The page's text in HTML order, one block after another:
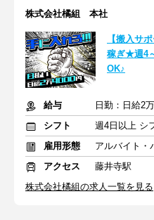
株式会社橘組 本社
【搬入サ
稼ぎ★週4
OK♪
給与
シフト
週4日以上 シ
雇用形態
アルバイト・
アクセス
藤井寺駅
株式会社橘組の求人一覧を見る